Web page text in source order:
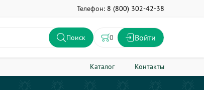
Телефон: 8 (800) 302-42-38
Поиск 0 Войти
Каталог Контакты